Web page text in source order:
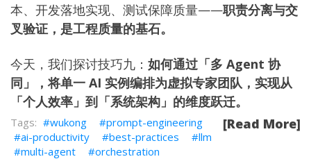
本、开发落地实现、测试保障质量——职责分离与交
叉验证，是工程质量的基石。
今天，我们探讨技巧九： 如何通过「多 Agent 协
同」，将单一 AI 实例编排为虚拟专家团队，实现从
「个人效率」到「系统架构」的维度跃迁。
[Read More]
wukong
prompt-engineering
ai-productivity
best-practices
llm
multi-agent
orchestration